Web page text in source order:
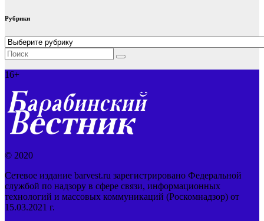
Рубрики
Рубрики
16+
© 2020
Сетевое издание barvest.ru зарегистрировано Федеральной
службой по надзору в сфере связи, информационных
технологий и массовых коммуникаций (Роскомнадзор) от
15.03.2021 г.